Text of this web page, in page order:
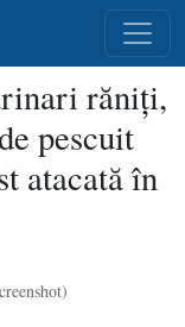
răniţi,
pescuit
atacată în